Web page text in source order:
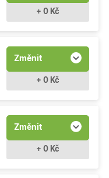
+ 0 Kč
Změnit
+ 0 Kč
Změnit
+ 0 Kč